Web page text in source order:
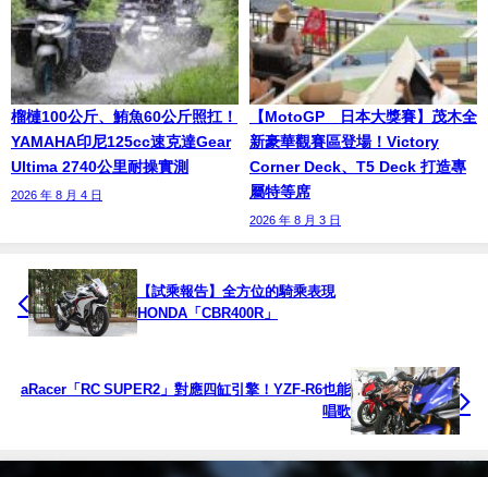
榴槤100公斤、鮪魚60公斤照扛！
YAMAHA印尼125cc速克達Gear
Ultima 2740公里耐操實測
2026 年 8 月 4 日
【MotoGP™日本大獎賽】茂木全
新豪華觀賽區登場！Victory
Corner Deck、T5 Deck 打造專
屬特等席
2026 年 8 月 3 日
【試乘報告】全方位的騎乘表現
HONDA「CBR400R」
aRacer「RC SUPER2」對應四缸引擎！YZF-R6也能
唱歌